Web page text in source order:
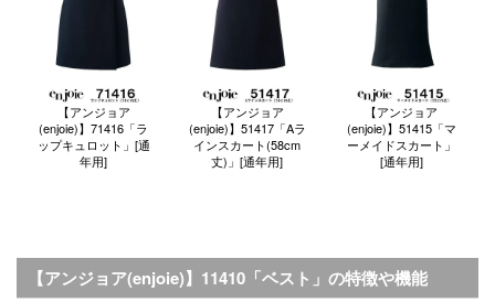
【アンジョア
(enjoie)】71416「ラ
ップキュロット」[通
年用]
【アンジョア
(enjoie)】51417「Aラ
インスカート(58cm
丈)」[通年用]
【アンジョア
(enjoie)】51415「マ
ーメイドスカート」
[通年用]
【アンジョア(enjoie)】11410「ベスト」の特徴や機能